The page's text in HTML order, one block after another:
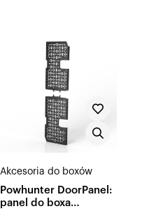
Akcesoria do boxów
Powhunter DoorPanel:
panel do boxa